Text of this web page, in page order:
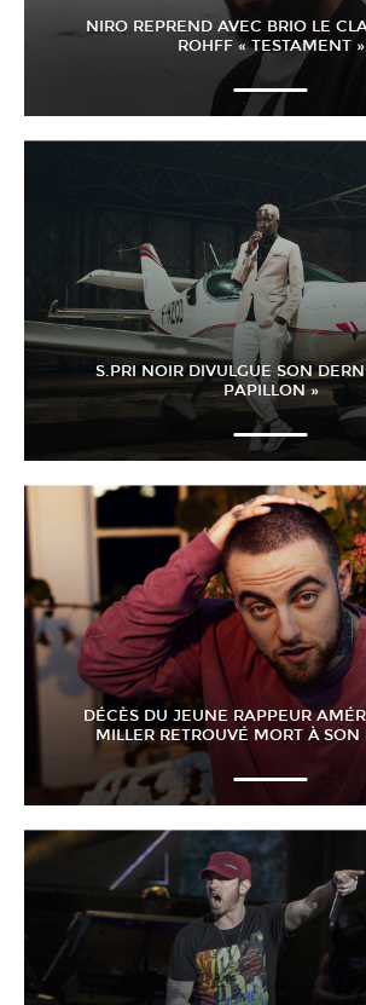
NIRO REPREND AVEC BRIO LE
ROHFF « TESTAMENT »
S.PRI NOIR DIVULGUE SON
PAPILLON »
DÉCÈS DU JEUNE RAPPEUR
MILLER RETROUVÉ MORT À